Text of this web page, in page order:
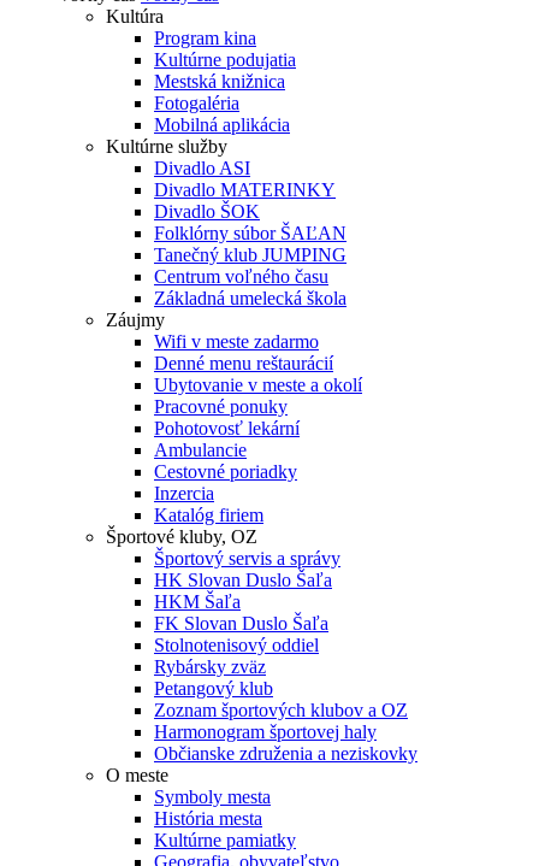
Kultúra
Program kina
Kultúrne podujatia
Mestská knižnica
Fotogaléria
Mobilná aplikácia
Kultúrne služby
Divadlo ASI
Divadlo MATERINKY
Divadlo ŠOK
Folklórny súbor ŠAĽAN
Tanečný klub JUMPING
Centrum voľného času
Základná umelecká škola
Záujmy
Wifi v meste zadarmo
Denné menu reštaurácií
Ubytovanie v meste a okolí
Pracovné ponuky
Pohotovosť lekární
Ambulancie
Cestovné poriadky
Inzercia
Katalóg firiem
Športové kluby, OZ
Športový servis a správy
HK Slovan Duslo Šaľa
HKM Šaľa
FK Slovan Duslo Šaľa
Stolnotenisový oddiel
Rybársky zväz
Petangový klub
Zoznam športových klubov a OZ
Harmonogram športovej haly
Občianske združenia a neziskovky
O meste
Symboly mesta
História mesta
Kultúrne pamiatky
Geografia, obyvateľstvo